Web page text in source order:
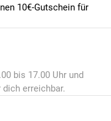
10€-Gutschein für
bis 17.00 Uhr und
erreichbar.